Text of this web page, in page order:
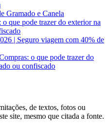
Gramado e Canela
o que pode trazer do exterior na
| Seguro viagem com 40% de
o que pode trazer do
ou confiscado
de textos, fotos ou
site, mesmo que citada a fonte.